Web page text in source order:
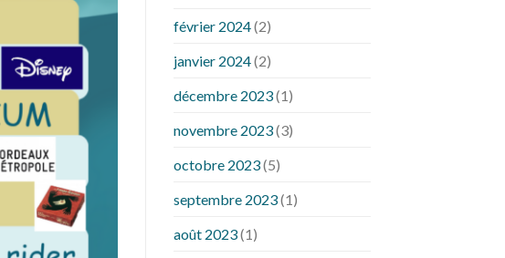
février 2024(2)
janvier 2024(2)
décembre 2023(1)
novembre 2023(3)
octobre 2023(5)
septembre 2023(1)
août 2023(1)